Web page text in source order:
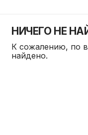
НИЧЕГО НЕ
К сожалению, по
найдено.